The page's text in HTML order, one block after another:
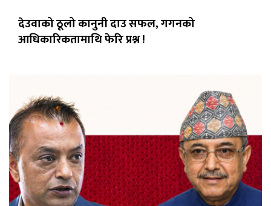
देउवाको ठूलो कानुनी दाउ सफल, गगनको
आधिकारिकतामाथि फेरि प्रश्न !